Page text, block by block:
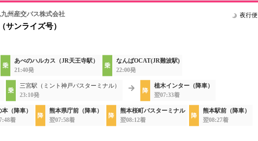
州産交バス株式会社
ンライズ号）
夜行便
あべのハルカス（JR天王寺駅）
21:40発
なんばOCAT(JR難波駅)
22:00発
三宮駅（ミント神戸バスターミナル）
23:10発
植木インター（降車）
翌07:33着
（降車）
着
熊本県庁前（降車）
翌07:58着
熊本桜町バスターミナル
翌08:12着
熊本駅前（降車）
翌08:27着